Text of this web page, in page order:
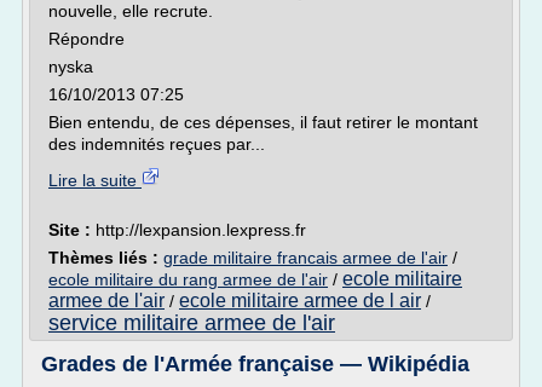
nouvelle, elle recrute.
Répondre
nyska
16/10/2013 07:25
Bien entendu, de ces dépenses, il faut retirer le montant
des indemnités reçues par...
Lire la suite
Site : http://lexpansion.lexpress.fr
Thèmes liés : grade militaire francais armee de l'air /
ecole militaire du rang armee de l'air / ecole militaire
armee de l'air / ecole militaire armee de l air /
service militaire armee de l'air
Grades de l'Armée française — Wikipédia